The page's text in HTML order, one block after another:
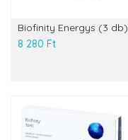
Biofinity Energys (3 db)
8 280 Ft